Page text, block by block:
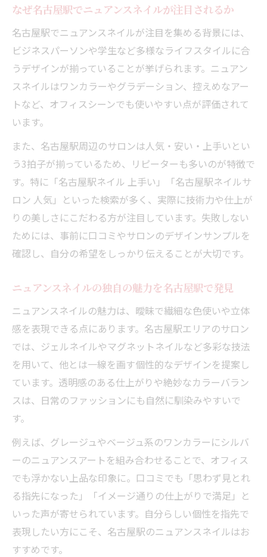
なぜ名古屋駅でニュアンスネイルが注目されるか
名古屋駅でニュアンスネイルが注目を集める背景には、
ビジネスパーソンや学生など多様なライフスタイルに合
うデザインが揃っていることが挙げられます。ニュアン
スネイルはワンカラーやグラデーション、控えめなアー
トなど、オフィスシーンでも使いやすい点が評価されて
います。
また、名古屋駅周辺のサロンは人気・安い・上手いとい
う3拍子が揃っているため、リピーターも多いのが特徴で
す。特に「名古屋駅ネイル 上手い」「名古屋駅ネイルサ
ロン 人気」といった検索が多く、実際に技術力や仕上が
りの美しさにこだわる方が注目しています。失敗しない
ためには、事前に口コミやサロンのデザインサンプルを
確認し、自分の希望をしっかり伝えることが大切です。
ニュアンスネイルの独自の魅力を名古屋駅で発見
ニュアンスネイルの魅力は、曖昧で繊細な色使いや立体
感を表現できる点にあります。名古屋駅エリアのサロン
では、ジェルネイルやマグネットネイルなど多彩な技法
を用いて、他とは一線を画す個性的なデザインを提案し
ています。透明感のある仕上がりや絶妙なカラーバラン
スは、日常のファッションにも自然に馴染みやすいで
す。
例えば、グレージュやベージュ系のワンカラーにシルバ
ーのニュアンスアートを組み合わせることで、オフィス
でも浮かない上品な印象に。口コミでも「思わず見とれ
る指先になった」「イメージ通りの仕上がりで満足」と
いった声が寄せられています。自分らしい個性を指先で
表現したい方にこそ、名古屋駅のニュアンスネイルはお
すすめです。